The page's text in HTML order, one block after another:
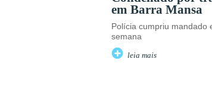
em Barra Mansa
Polícia cumpriu mandado
semana
leia mais